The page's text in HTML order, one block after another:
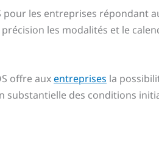
pour les entreprises répondant
les modalités et le
offre auxentreprises la
substantielle des conditions